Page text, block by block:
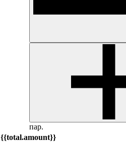
пар.
{{total.amount}}